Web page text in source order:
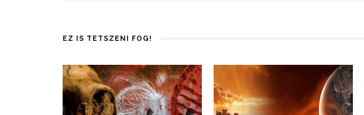
EZ IS TETSZENI FOG!